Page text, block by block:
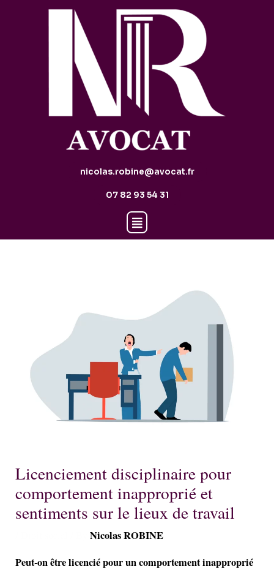
nicolas.robine@avocat.fr
07 82 93 54 31
Licenciement disciplinaire pour
comportement inapproprié et
sentiments sur le lieux de travail
/ ByNicolas ROBINE
Peut-on être licencié pour un comportement inapproprié